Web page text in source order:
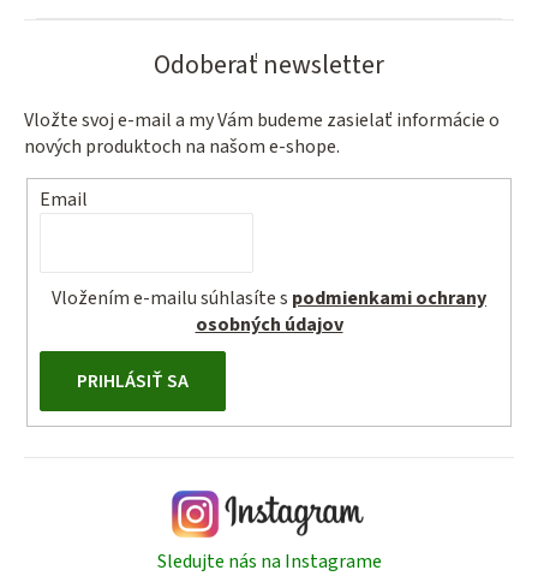
Odoberať newsletter
Vložte svoj e-mail a my Vám budeme zasielať informácie o
nových produktoch na našom e-shope.
Email
Vložením e-mailu súhlasíte s podmienkami ochrany
osobných údajov
PRIHLÁSIŤ SA
Sledujte nás na Instagrame